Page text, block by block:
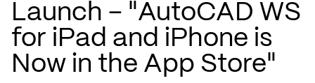
Launch – "AutoCAD WS
for iPad and iPhone is
Now in the App Store"